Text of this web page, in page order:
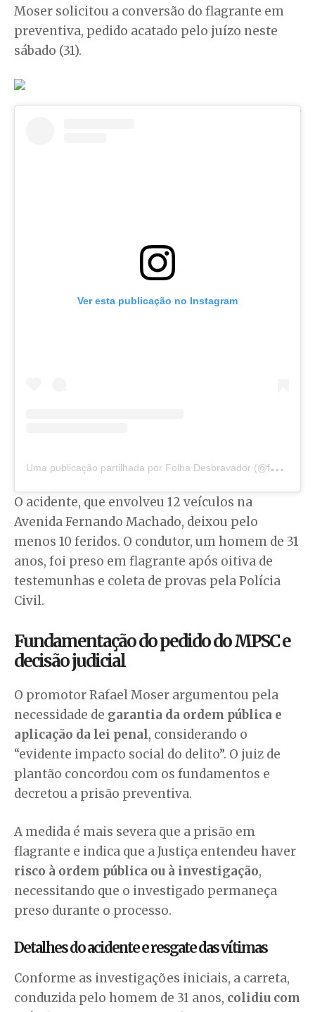
Moser solicitou a conversão do flagrante em
preventiva, pedido acatado pelo juízo neste
sábado (31).
Ver esta publicação no Instagram
U
ma publicação partilhada por Folha Desbravador (@folhadesbravador)
O acidente, que envolveu 12 veículos na
Avenida Fernando Machado, deixou pelo
menos 10 feridos. O condutor, um homem de 31
anos, foi preso em flagrante após oitiva de
testemunhas e coleta de provas pela Polícia
Civil.
Fundamentação do pedido do MPSC e
decisão judicial
O promotor Rafael Moser argumentou pela
necessidade de garantia da ordem pública e
aplicação da lei penal, considerando o
“evidente impacto social do delito”. O juiz de
plantão concordou com os fundamentos e
decretou a prisão preventiva.
A medida é mais severa que a prisão em
flagrante e indica que a Justiça entendeu haver
risco à ordem pública ou à investigação,
necessitando que o investigado permaneça
preso durante o processo.
Detalhes do acidente e resgate das vítimas
Conforme as investigações iniciais, a carreta,
conduzida pelo homem de 31 anos, colidiu com